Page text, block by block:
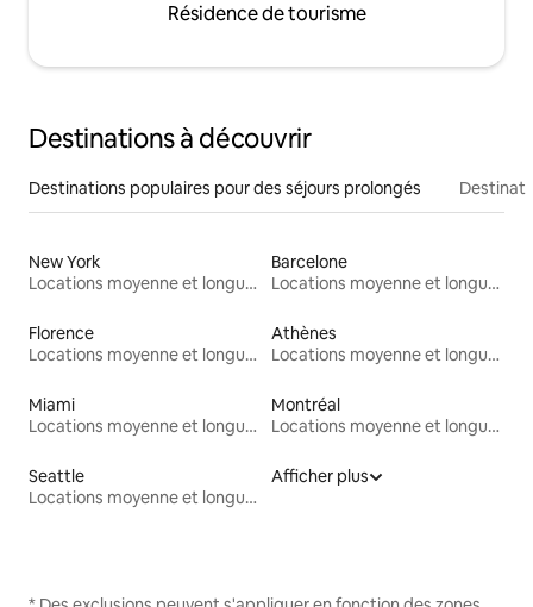
Résidence de tourisme
Destinations à découvrir
Destinations populaires pour des séjours prolongés
New York
Locations moyenne et longue durée
Barcelone
Locations moyenne et longue durée
Florence
Locations moyenne et longue durée
Athènes
Locations moyenne et longue durée
Miami
Locations moyenne et longue durée
Montréal
Locations moyenne et longue durée
Seattle
Locations moyenne et longue durée
Afficher plus